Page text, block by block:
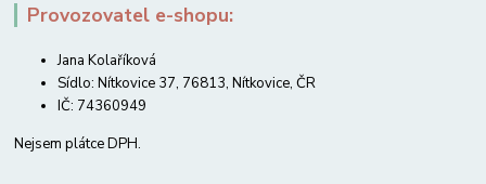
Provozovatel e-shopu:
Jana Kolaříková
Sídlo: Nítkovice 37, 76813, Nítkovice, ČR
IČ: 74360949
Nejsem plátce DPH.